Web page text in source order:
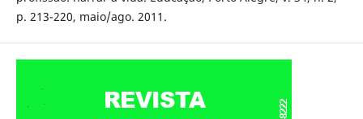
p. 213-220, maio/ago. 2011.